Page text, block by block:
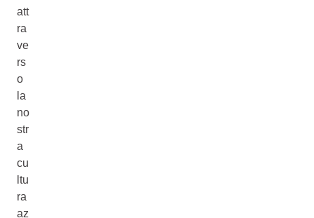
att
ra
ve
rs
o
la
no
str
a
cu
ltu
ra
az